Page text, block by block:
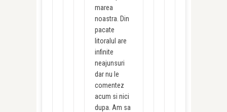
marea
noastra. Din
pacate
litoralul are
infinite
neajunsuri
dar nu le
comentez
acum si nici
dupa. Am sa